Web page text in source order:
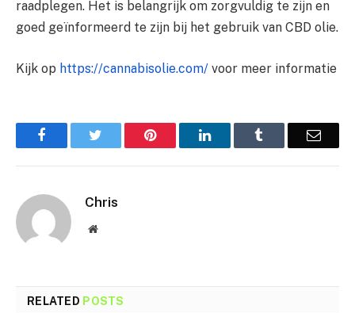
raadplegen. Het is belangrijk om zorgvuldig te zijn en
goed geïnformeerd te zijn bij het gebruik van CBD olie.
Kijk op https://cannabisolie.com/ voor meer informatie
Facebook Pinterest LinkedIn Email
Chris
Website
RELATED POSTS